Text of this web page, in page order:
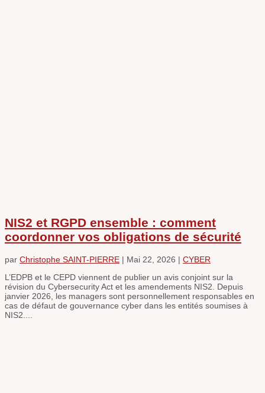
NIS2 et RGPD ensemble : comment
coordonner vos obligations de sécurité
par Christophe SAINT-PIERRE | Mai 22, 2026 | CYBER
L’EDPB et le CEPD viennent de publier un avis conjoint sur la
révision du Cybersecurity Act et les amendements NIS2. Depuis
janvier 2026, les managers sont personnellement responsables en
cas de défaut de gouvernance cyber dans les entités soumises à
NIS2....